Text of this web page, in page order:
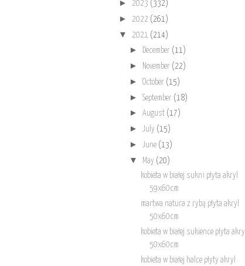
► 2023 (332)
► 2022 (261)
▼ 2021 (214)
► December (11)
► November (22)
► October (15)
► September (18)
► August (17)
► July (15)
► June (13)
▼ May (20)
kobieta w białej sukni płyta akryl
59x60cm
martwa natura z rybą płyta akryl
50x60cm
kobieta w białej sukience płyta akryl
50x60cm
kobieta w białej halce płyty akryl